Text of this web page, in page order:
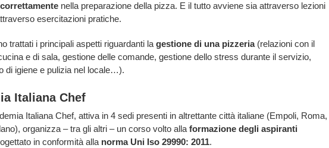
nella preparazione della pizza. E il tutto avviene sia attraverso lezioni
esercitazioni pratiche.
trattati i principali aspetti riguardanti la gestione di una pizzeria(relazioni con il
e di sala, gestione delle comande, gestione dello stress durante il servizio,
di igiene e pulizia nel locale…).
Italiana Chef
Italiana Chef, attiva in 4 sedi presenti in altrettante città italiane (Empoli, Roma,
organizza – tra gli altri – un corso volto alla formazione degli aspiranti
in conformità alla norma Uni Iso 29990: 2011.